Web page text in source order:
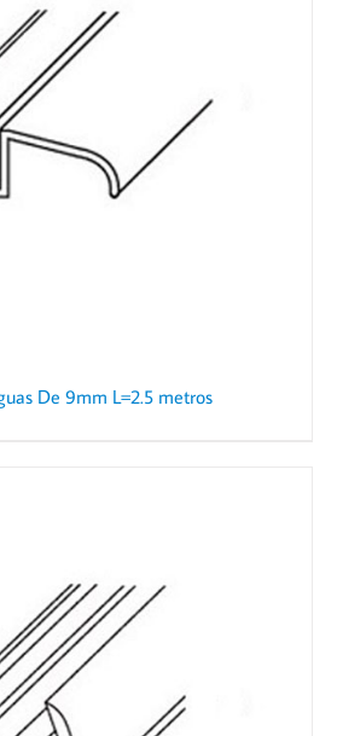
De 9mm L=2.5 metros